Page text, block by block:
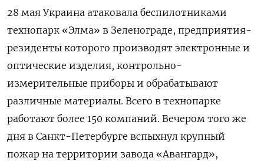
28 мая Украина атаковала беспилотниками
технопарк «Элма» в Зеленограде, предприятия-
резиденты которого производят электронные и
оптические изделия, контрольно-
измерительные приборы и обрабатывают
различные материалы. Всего в технопарке
работают более 150 компаний. Вечером того же
дня в Санкт-Петербурге вспыхнул крупный
пожар на территории завода «Авангард»,